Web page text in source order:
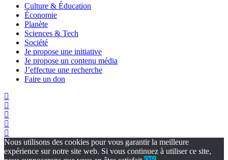
Culture & Éducation
Économie
Planète
Sciences & Tech
Société
Je propose une initiative
Je propose un contenu média
J’effectue une recherche
Faire un don
Nous utilisons des cookies pour vous garantir la meilleure
expérience sur notre site web. Si vous continuez à utiliser ce site,